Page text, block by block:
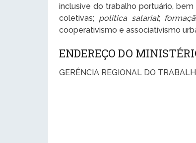
inclusive do trabalho portuário,
coletivas; política salarial;
cooperativismo e associativismo
ENDEREÇO DO
GERÊNCIA REGIONAL DO